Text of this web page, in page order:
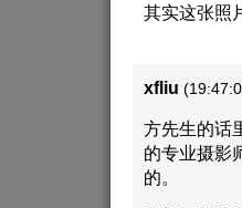
其实这张照
xfliu
方先生的话
的专业摄影
的。